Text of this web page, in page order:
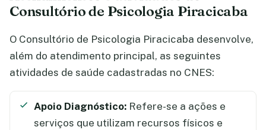
Consultório de Psicologia Piracicaba
O Consultório de Psicologia Piracicaba desenvolve,
além do atendimento principal, as seguintes
atividades de saúde cadastradas no CNES:
Apoio Diagnóstico: Refere-se a ações e
serviços que utilizam recursos físicos e